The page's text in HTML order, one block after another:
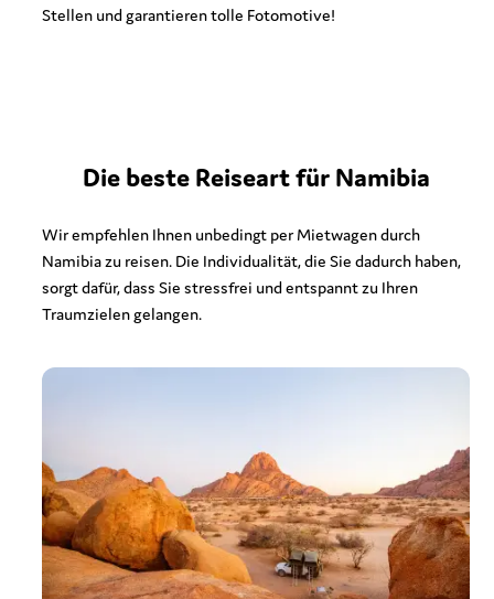
Stellen und garantieren tolle Fotomotive!
Die beste Reiseart für Namibia
Wir empfehlen Ihnen unbedingt per Mietwagen durch
Namibia zu reisen. Die Individualität, die Sie dadurch haben,
sorgt dafür, dass Sie stressfrei und entspannt zu Ihren
Traumzielen gelangen.